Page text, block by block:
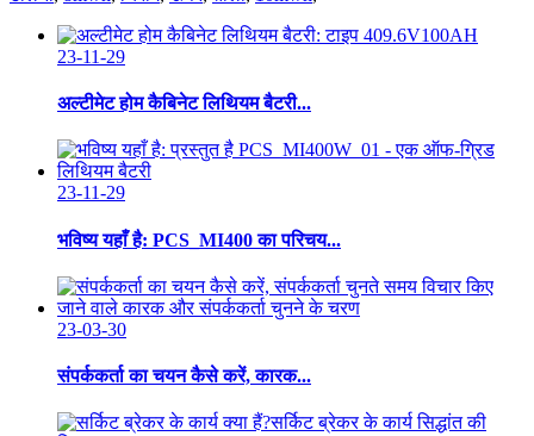
23-11-29
अल्टीमेट होम कैबिनेट लिथियम बैटरी...
23-11-29
भविष्य यहाँ है: PCS_MI400 का परिचय...
23-03-30
संपर्ककर्ता का चयन कैसे करें, कारक...